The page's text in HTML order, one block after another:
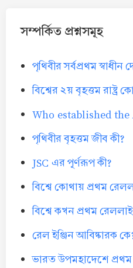
সম্পর্কিত প্রশ্নসমূহ
পৃথিবীর সর্বপ্রথম স্বাধীন
বিশ্বের ২য় বৃহত্তম রাষ্ট্র
Who established
পৃথিবীর বৃহত্তম জীব কী?
JSC এর পূর্ণরূপ কী?
বিশ্বে কোথায় প্রথম
বিশ্বে কখন প্রথম
রেল ইঞ্জিন আবিষ্কারক
ভারত উপমহাদেশে